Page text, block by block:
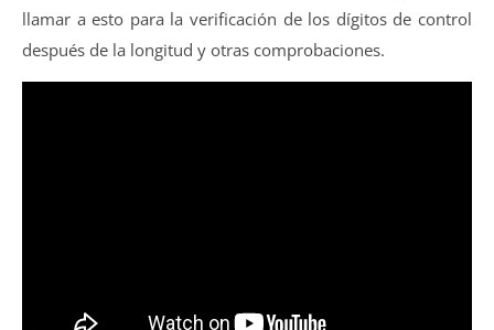
llamar a esto para la verificación de los dígitos de control
después de la longitud y otras comprobaciones.